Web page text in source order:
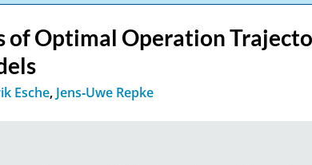
of Optimal Operation
Esche, Jens‐Uwe Repke